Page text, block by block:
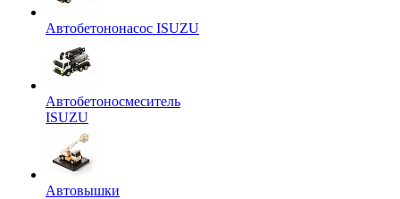
Автобетононасос ISUZU
Автобетоносмеситель
ISUZU
Автовышки